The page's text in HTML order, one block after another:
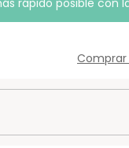
rápido posible con